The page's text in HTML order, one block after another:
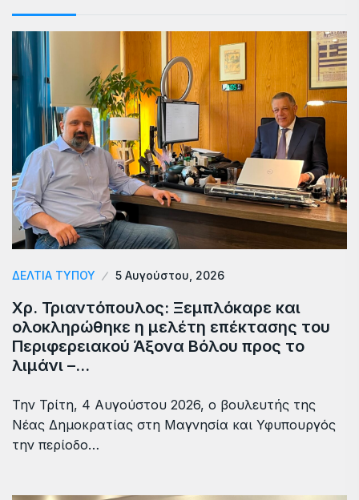
ΔΕΛΤΙΑ ΤΥΠΟΥ 5 Αυγούστου, 2026
Χρ. Τριαντόπουλος: Ξεμπλόκαρε και
ολοκληρώθηκε η μελέτη επέκτασης του
Περιφερειακού Άξονα Βόλου προς το
λιμάνι –…
Την Τρίτη, 4 Αυγούστου 2026, ο βουλευτής της
Νέας Δημοκρατίας στη Μαγνησία και Υφυπουργός
την περίοδο…